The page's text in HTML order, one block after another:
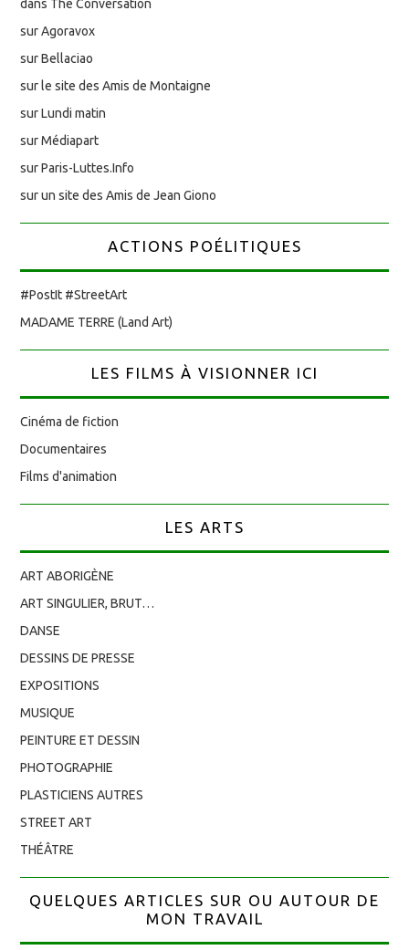
dans The Conversation
sur Agoravox
sur Bellaciao
sur le site des Amis de Montaigne
sur Lundi matin
sur Médiapart
sur Paris-Luttes.Info
sur un site des Amis de Jean Giono
ACTIONS POÉLITIQUES
#PostIt #StreetArt
MADAME TERRE (Land Art)
LES FILMS À VISIONNER ICI
Cinéma de fiction
Documentaires
Films d'animation
LES ARTS
ART ABORIGÈNE
ART SINGULIER, BRUT…
DANSE
DESSINS DE PRESSE
EXPOSITIONS
MUSIQUE
PEINTURE ET DESSIN
PHOTOGRAPHIE
PLASTICIENS AUTRES
STREET ART
THÉÂTRE
QUELQUES ARTICLES SUR OU AUTOUR DE
MON TRAVAIL